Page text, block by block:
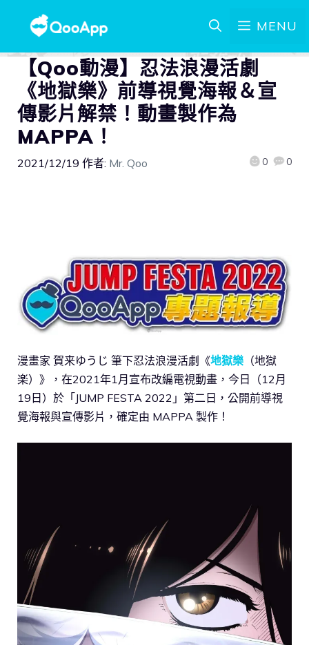
MENU
【Qoo動漫】忍法浪漫活劇
《地獄樂》前導視覺海報＆宣
傳影片解禁！動畫製作為
MAPPA！
2021/12/19 作者: Mr. Qoo 0 0
漫畫家 賀来ゆうじ 筆下忍法浪漫活劇《地獄樂 （地獄
楽）》，在2021年1月宣布改編電視動畫，今日（12月
19日）於「JUMP FESTA 2022」第二日，公開前導視
覺海報與宣傳影片，確定由 MAPPA 製作！